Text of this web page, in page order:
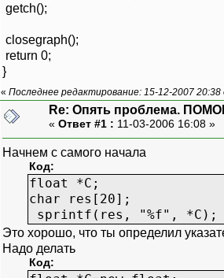
getch();
closegraph();
return 0;
}
« Последнее редактирование: 15-12-2007
Re: Опять проблема.
« Ответ #1 : 11-03-2006 16:08 »
Начнем с самого начала
Код:
float *C;
char res[20]; //
sprintf(res, "%f",
Это хорошо, что ты определил
Надо делать
Код: